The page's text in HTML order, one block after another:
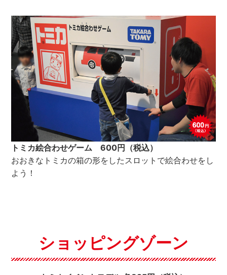
トミカ絵合わせゲーム 600円（税込）
おおきなトミカの箱の形をしたスロットで絵合わせをし
よう！
ショッピングゾーン